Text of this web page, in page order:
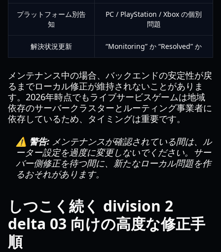
プラットフォーム別告
知
PC / PlayStation / Xbox の個別
問題
解決状況更新 “Monitoring” か “Resolved” か
メンテナンス中の場合、バックエンドの安定性が戻
るまでローカル修正が維持されないことがありま
す。2026年時点でもライブサービスゲームは地域
依存のサーバークラスターとルーティング事業者に
依存しているため、タイミングは重要です。
⚠️ 警告: メンテナンスが確認されている間は、ル
ーター設定を過度に変更しないでください。サー
バー側修正を待つ間に、新たなローカル問題を作
るおそれがあります。
しつこく続く division 2
delta 03 向けの高度な修正手
順